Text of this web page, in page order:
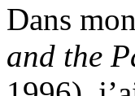
Dans
and the